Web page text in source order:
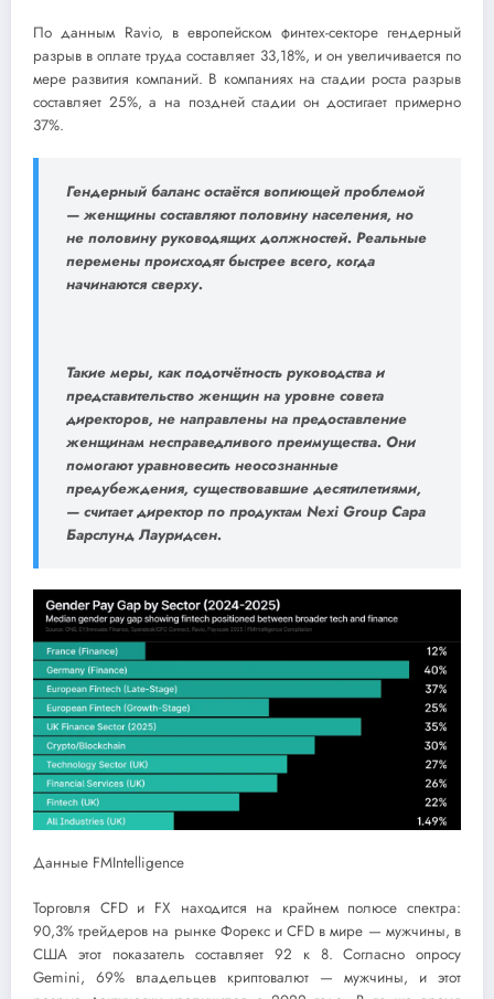
По данным Ravio, в европейском финтех-секторе гендерный
разрыв в оплате труда составляет 33,18%, и он увеличивается по
мере развития компаний. В компаниях на стадии роста разрыв
составляет 25%, а на поздней стадии он достигает примерно
37%.
Гендерный баланс остаётся вопиющей проблемой
— женщины составляют половину населения, но
не половину руководящих должностей. Реальные
перемены происходят быстрее всего, когда
начинаются сверху.
Такие меры, как подотчётность руководства и
представительство женщин на уровне совета
директоров, не направлены на предоставление
женщинам несправедливого преимущества. Они
помогают уравновесить неосознанные
предубеждения, существовавшие десятилетиями,
— считает директор по продуктам Nexi Group Сара
Барслунд Лауридсен.
Данные FMIntelligence
Торговля CFD и FX находится на крайнем полюсе спектра:
90,3% трейдеров на рынке Форекс и CFD в мире — мужчины, в
США этот показатель составляет 92 к 8. Согласно опросу
Gemini, 69% владельцев криптовалют — мужчины, и этот